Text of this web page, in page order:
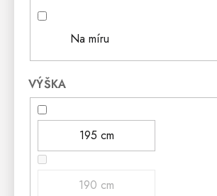
Na míru
VÝŠKA
195 cm
190 cm